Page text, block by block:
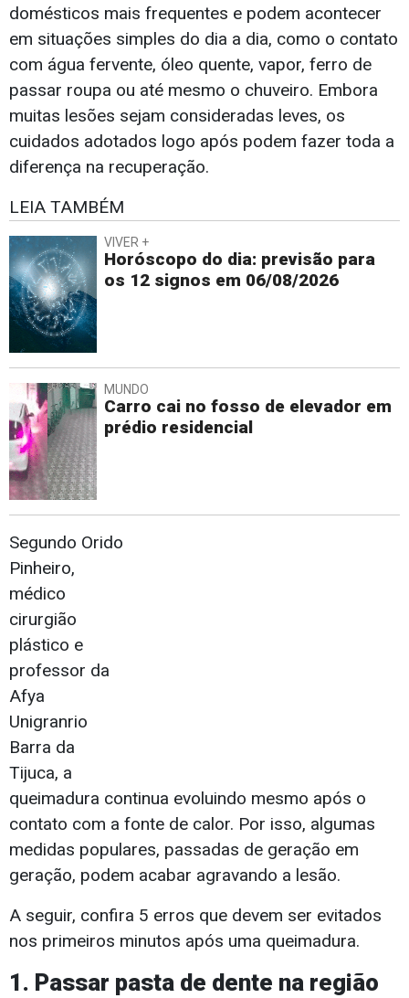
domésticos mais frequentes e podem acontecer
em situações simples do dia a dia, como o contato
com água fervente, óleo quente, vapor, ferro de
passar roupa ou até mesmo o chuveiro. Embora
muitas lesões sejam consideradas leves, os
cuidados adotados logo após podem fazer toda a
diferença na recuperação.
LEIA TAMBÉM
VIVER +
Horóscopo do dia: previsão para
os 12 signos em 06/08/2026
MUNDO
Carro cai no fosso de elevador em
prédio residencial
Segundo Orido
Pinheiro,
médico
cirurgião
plástico e
professor da
Afya
Unigranrio
Barra da
Tijuca, a
queimadura continua evoluindo mesmo após o
contato com a fonte de calor. Por isso, algumas
medidas populares, passadas de geração em
geração, podem acabar agravando a lesão.
A seguir, confira 5 erros que devem ser evitados
nos primeiros minutos após uma queimadura.
1. Passar pasta de dente na região